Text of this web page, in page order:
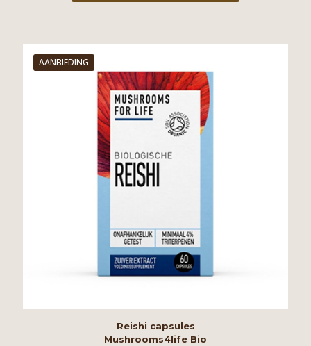
AANBIEDING
Reishi capsules
Mushrooms4life Bio